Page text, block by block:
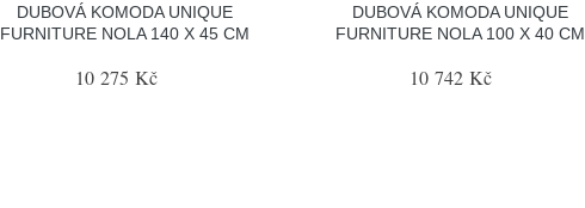
DUBOVÁ KOMODA UNIQUE
FURNITURE NOLA 140 X 45 CM
10 275 Kč
DUBOVÁ KOMODA UNIQUE
FURNITURE NOLA 100 X 40 CM
10 742 Kč